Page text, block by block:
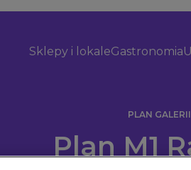
Sklepy i lokaleGastronomia
PLAN GALERII
Plan M1